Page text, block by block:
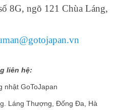
8G, ngõ 121 Chùa Láng,
liên hệ:
nhật GoToJapan
Láng Thượng, Đống Đa, Hà